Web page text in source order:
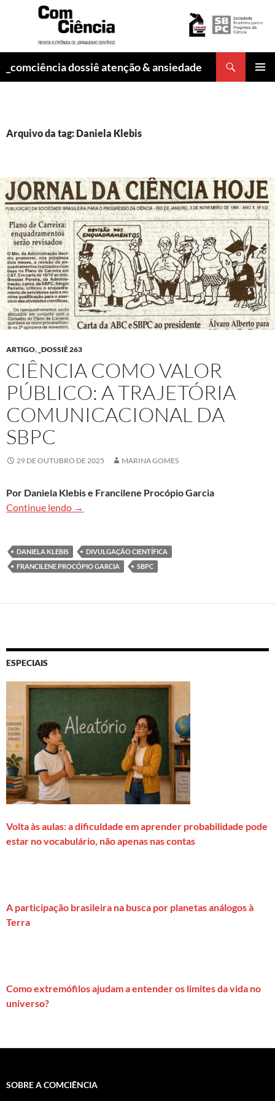
_comciência dossiê atenção & ansiedade
Arquivo da tag: Daniela Klebis
ARTIGO, _DOSSIÊ 263
CIÊNCIA COMO VALOR
PÚBLICO: A TRAJETÓRIA
COMUNICACIONAL DA
SBPC
29 DE OUTUBRO DE 2025 MARINA GOMES
Por Daniela Klebis e Francilene Procópio Garcia
Continue lendo Ciência como valor público: a trajetória
→
DANIELA KLEBIS
DIVULGAÇÃO CIENTÍFICA
FRANCILENE PROCÓPIO GARCIA
SBPC
ESPECIAIS
Volta às aulas: a dificuldade em aprender probabilidade pode
estar no vocabulário, não apenas nas contas
A participação brasileira na busca por planetas análogos à
Terra
Como extremófilos ajudam a entender os limites da vida no
universo?
SOBRE A COMCIÊNCIA